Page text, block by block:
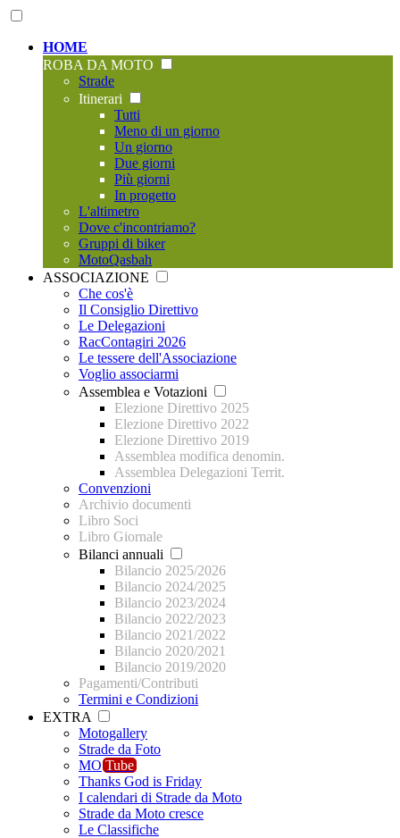
HOME
ROBA DA MOTO
Strade
Itinerari
Tutti
Meno di un giorno
Un giorno
Due giorni
Più giorni
In progetto
L'altimetro
Dove c'incontriamo?
Gruppi di biker
MotoQasbah
ASSOCIAZIONE
Che cos'è
Il Consiglio Direttivo
Le Delegazioni
RacContagiri 2026
Le tessere dell'Associazione
Voglio associarmi
Assemblea e Votazioni
Elezione Direttivo 2025
Elezione Direttivo 2022
Elezione Direttivo 2019
Assemblea modifica denomin.
Assemblea Delegazioni Territ.
Convenzioni
Archivio documenti
Libro Soci
Libro Giornale
Bilanci annuali
Bilancio 2025/2026
Bilancio 2024/2025
Bilancio 2023/2024
Bilancio 2022/2023
Bilancio 2021/2022
Bilancio 2020/2021
Bilancio 2019/2020
Pagamenti/Contributi
Termini e Condizioni
EXTRA
Motogallery
Strade da Foto
MO Tube
Thanks God is Friday
I calendari di Strade da Moto
Strade da Moto cresce
Le Classifiche